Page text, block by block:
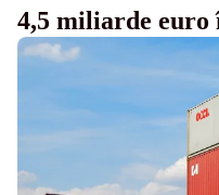
4,5 miliarde euro